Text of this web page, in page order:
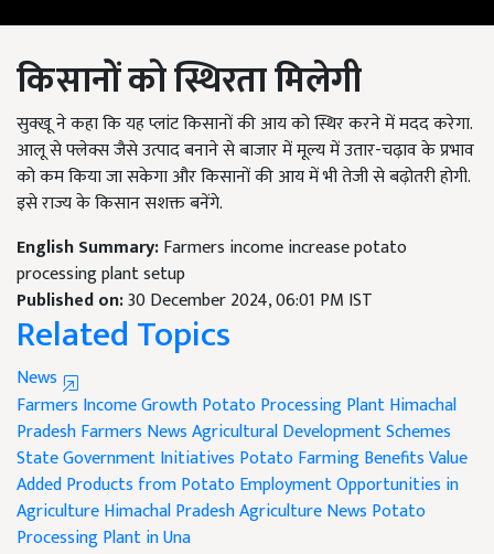
किसानों को स्थिरता मिलेगी
सुक्खू ने कहा कि यह प्लांट किसानों की आय को स्थिर करने में मदद करेगा.
आलू से फ्लेक्स जैसे उत्पाद बनाने से बाजार में मूल्य में उतार-चढ़ाव के प्रभाव
को कम किया जा सकेगा और किसानों की आय में भी तेजी से बढ़ोतरी होगी.
इसे राज्य के किसान सशक्त बनेंगे.
English Summary:Farmers income increase potato
processing plant setup
Published on:30 December 2024, 06:01 PM IST
Related Topics
News
Farmers Income GrowthPotato Processing PlantHimachal
Pradesh Farmers NewsAgricultural Development Schemes
State Government Initiatives Potato Farming BenefitsValue
Added Products from PotatoEmployment Opportunities in
AgricultureHimachal Pradesh Agriculture News Potato
Processing Plant in Una